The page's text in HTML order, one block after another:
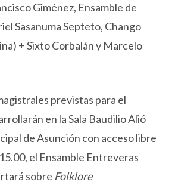
Giménez, Ensamble de
Sasanuma Septeto, Chango
+ Sixto Corbalán y Marcelo
previstas para el
en la Sala Baudilio Alió
de Asunción con acceso libre
el Ensamble Entreveras
sobre Folklore